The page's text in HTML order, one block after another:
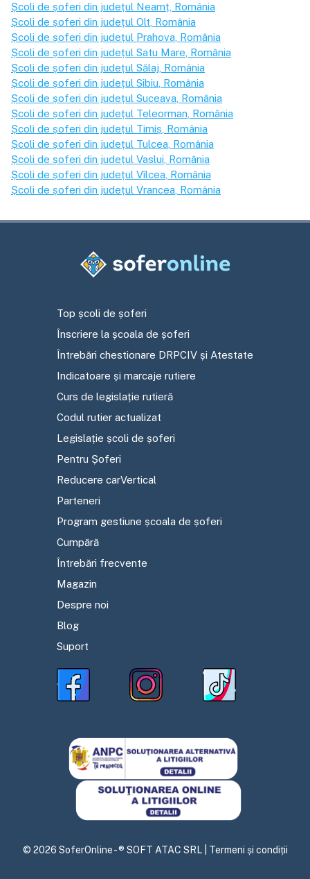
Școli de șoferi din județul Neamț , România
Școli de șoferi din județul Olt , România
Școli de șoferi din județul Prahova , România
Școli de șoferi din județul Satu Mare , România
Școli de șoferi din județul Sălaj , România
Școli de șoferi din județul Sibiu , România
Școli de șoferi din județul Suceava , România
Școli de șoferi din județul Teleorman , România
Școli de șoferi din județul Timiș , România
Școli de șoferi din județul Tulcea , România
Școli de șoferi din județul Vaslui , România
Școli de șoferi din județul Vîlcea , România
Școli de șoferi din județul Vrancea , România
Top școli de șoferi
Înscriere la școala de șoferi
Întrebări chestionare DRPCIV și Atestate
Indicatoare și marcaje rutiere
Curs de legislație rutieră
Codul rutier actualizat
Legislație școli de șoferi
Pentru Șoferi
Reducere carVertical
Parteneri
Program gestiune școala de șoferi
Cumpără
Întrebări frecvente
Magazin
Despre noi
Blog
Suport
© 2026 SoferOnline - ® SOFT ATAC SRL | Termeni și condiții